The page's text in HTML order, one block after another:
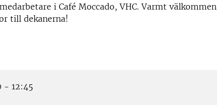
i Café Moccado, VHC. Varmt välkommen
till dekanerna!
- 12:45